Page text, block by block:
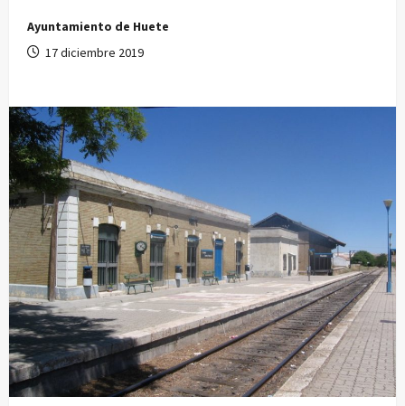
Ayuntamiento de Huete
17 diciembre 2019